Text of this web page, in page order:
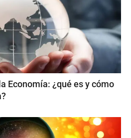
Economía: ¿qué es y cómo